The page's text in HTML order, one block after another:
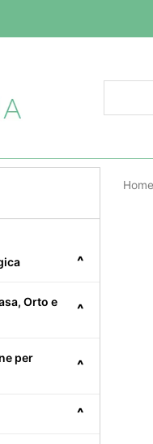
^
^
Orto e
^
per
^
Home